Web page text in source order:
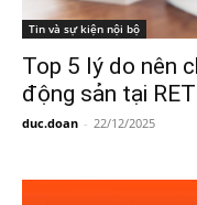
Tin và sự kiện nội bộ
Top 5 lý do nên
động sản tại
duc.doan - 22/12/2025